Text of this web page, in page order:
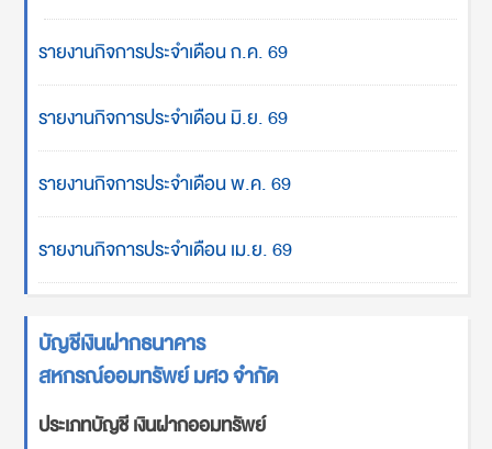
รายงานกิจการประจำเดือน ก.ค. 69
รายงานกิจการประจำเดือน มิ.ย. 69
รายงานกิจการประจำเดือน พ.ค. 69
รายงานกิจการประจำเดือน เม.ย. 69
บัญชีเงินฝากธนาคาร
สหกรณ์ออมทรัพย์ มศว จำกัด
ประเภทบัญชี เงินฝากออมทรัพย์